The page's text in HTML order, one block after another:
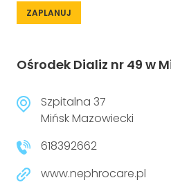
ZAPLANUJ
Ośrodek Dializ nr 49 w
Szpitalna 37
Mińsk Mazowiecki
618392662
www.nephrocare.pl